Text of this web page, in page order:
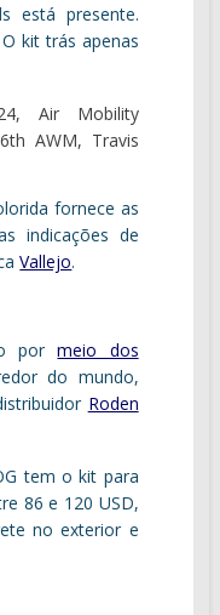
está presente.
kit trás apenas
Air Mobility
AWM, Travis
fornece as
indicações de
Vallejo.
pormeio dos
do mundo,
Roden
tem o kit para
86 e 120 USD,
no exterior e